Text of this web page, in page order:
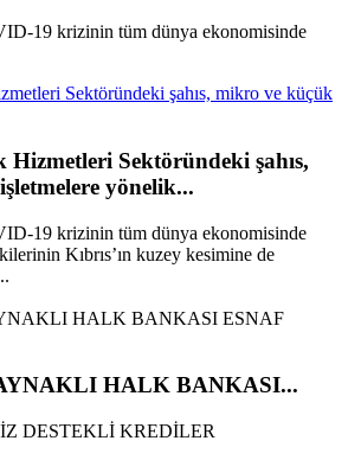
19 krizinin tüm dünya ekonomisinde
Sektöründeki şahıs, mikro ve küçük
Hizmetleri Sektöründeki şahıs,
yönelik...
19 krizinin tüm dünya ekonomisinde
Kıbrıs’ın kuzey kesimine de
HALK BANKASI...
DESTEKLİ KREDİLER